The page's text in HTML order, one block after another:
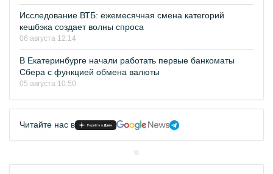
Исследование ВТБ: ежемесячная смена категорий
кешбэка создает волны спроса
06 августа 12:14
В Екатеринбурге начали работать первые банкоматы
Сбера с функцией обмена валюты
05 августа 10:50
Читайте нас в